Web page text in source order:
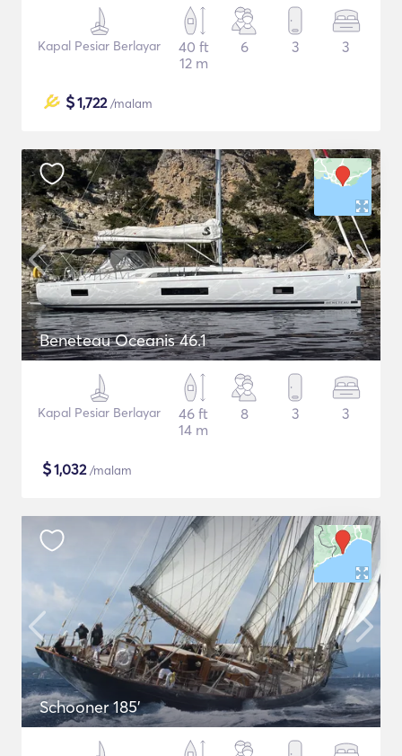
Kapal Pesiar Berlayar
40 ft
12 m
6 3 3
$1,722/malam
Beneteau Oceanis 46.1
Kapal Pesiar Berlayar
46 ft
14 m
8 3 3
$1,032/malam
Schooner 185'